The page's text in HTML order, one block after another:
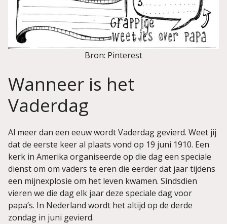
Bron: Pinterest
Wanneer is het
Vaderdag
Al meer dan een eeuw wordt Vaderdag gevierd. Weet jij
dat de eerste keer al plaats vond op 19 juni 1910. Een
kerk in Amerika organiseerde op die dag een speciale
dienst om om vaders te eren die eerder dat jaar tijdens
een mijnexplosie om het leven kwamen. Sindsdien
vieren we die dag elk jaar deze speciale dag voor
papa’s. In Nederland wordt het altijd op de derde
zondag in juni gevierd.